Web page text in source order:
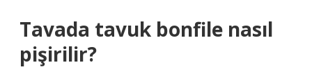
Tavada tavuk bonfile nasıl
pişirilir?